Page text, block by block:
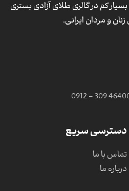
کم در گالری طلای آزادی بستری
و مردان ایرانی.
0912 - 309 4640
دسترسی سریع
تماس با ما
درباره ما